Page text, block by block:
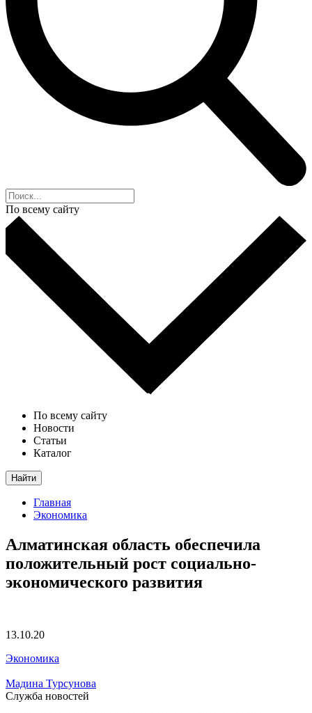
По всему сайту
По всему сайту
Новости
Статьи
Каталог
Найти
Главная
Экономика
Алматинская область обеспечила
положительный рост социально-
экономического развития
13.10.20
Экономика
Мадина Турсунова
Служба новостей